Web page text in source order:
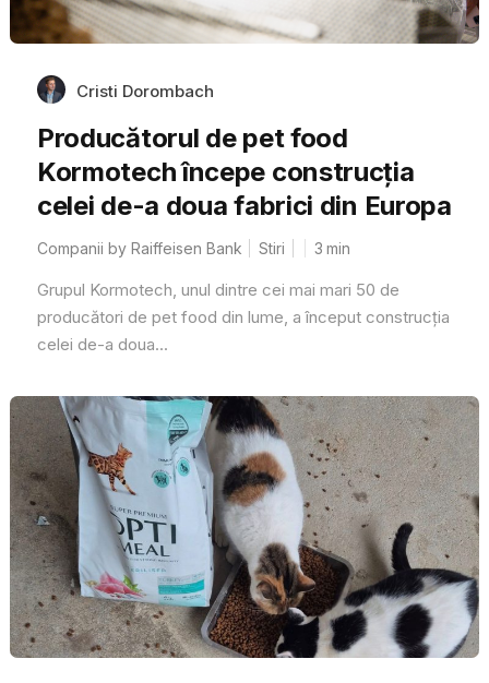
Cristi Dorombach
Producătorul de pet food
Kormotech începe construcția
celei de-a doua fabrici din Europa
Companii by Raiffeisen Bank Stiri 3 min
Grupul Kormotech, unul dintre cei mai mari 50 de
producători de pet food din lume, a început construcția
celei de-a doua...